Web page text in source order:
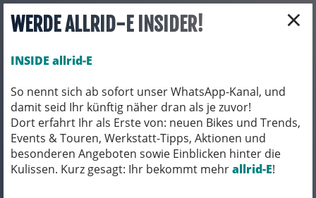
×
WERDE ALLRID-E INSIDER!
INSIDE allrid-E
So nennt sich ab sofort unser WhatsApp-Kanal, und
damit seid Ihr künftig näher dran als je zuvor!
Dort erfahrt Ihr als Erste von: neuen Bikes und Trends,
Events & Touren, Werkstatt-Tipps, Aktionen und
besonderen Angeboten sowie Einblicken hinter die
Kulissen. Kurz gesagt: Ihr bekommt mehrallrid-E!
Toggle navigation
FAHRRADZUBEHÖR PACKTASCHEN / ORTLIEB